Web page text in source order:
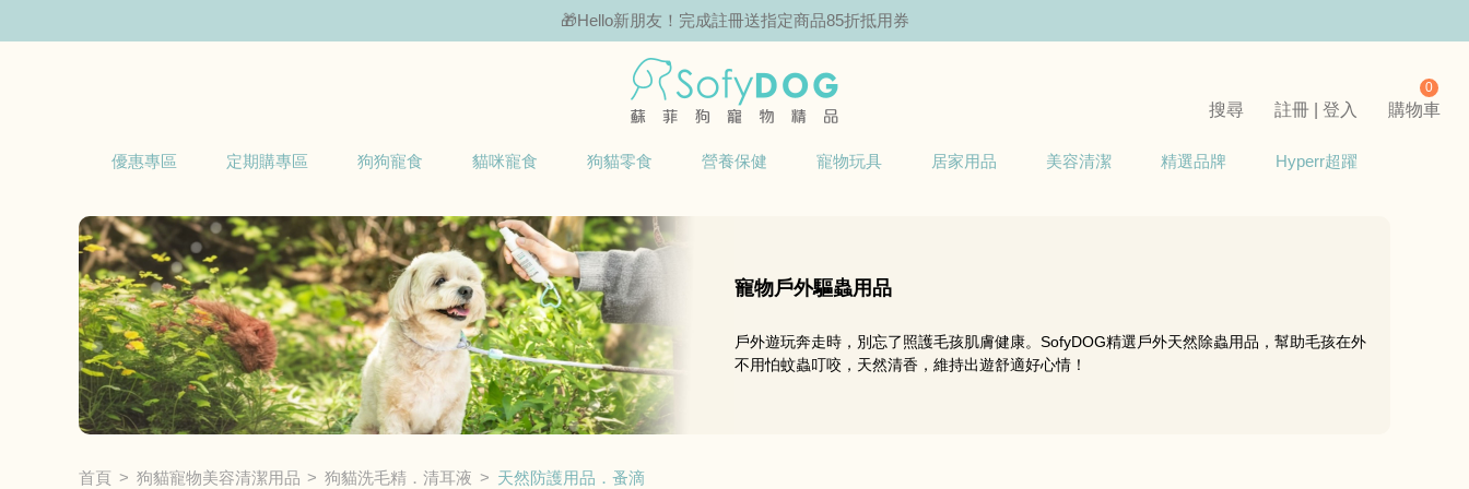
🎁Hello新朋友！完成註冊送指定商品85折抵用券
搜尋 註冊 | 登入
0
購物車
優惠專區 定期購專區 狗狗寵食 貓咪寵食 狗貓零食 營養保健 寵物玩具 居家用品 美容清潔 精選品牌 Hyperr超躍
寵物戶外驅蟲用品
戶外遊玩奔走時，別忘了照護毛孩肌膚健康。SofyDOG精選戶外天然除蟲用品，幫助毛孩在外
不用怕蚊蟲叮咬，天然清香，維持出遊舒適好心情！
首頁 狗貓寵物美容清潔用品 狗貓洗毛精．清耳液 天然防護用品．蚤滴